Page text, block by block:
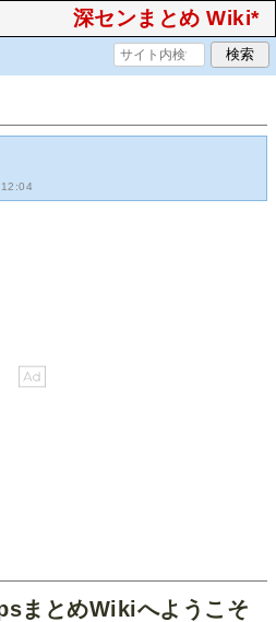
深センまとめ Wiki*
まとめWikiへようこそ